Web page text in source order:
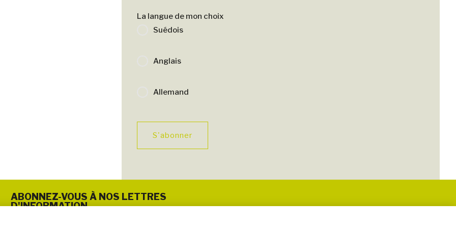
La langue de mon choix
Suédois
Anglais
Allemand
S'abonner
ABONNEZ-VOUS À NOS LETTRES
D'INFORMATION